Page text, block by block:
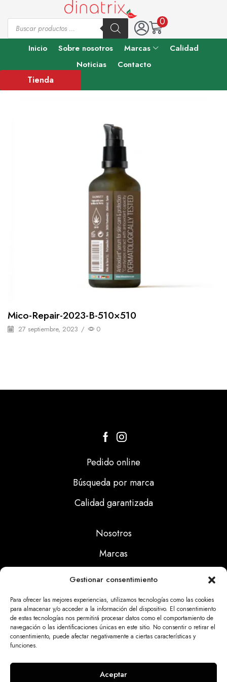
Gestionar consentimiento
Para ofrecer las mejores experiencias, utilizamos tecnologías como las cookies
para almacenar y/o acceder a la información del dispositivo. El consentimiento
de estas tecnologías nos permitirá procesar datos como el comportamiento de
navegación o las identificaciones únicas en este sitio. No consentir o retirar el
consentimiento, puede afectar negativamente a ciertas características y
funciones.
Aceptar
0
Inicio Sobre nosotros Marcas
Calidad
Noticias
Contacto
Tienda
Mico-Repair-2023-B-510×510
27 septiembre, 2023 / 0
Pedido online
Búsqueda por marca
Calidad garantizada
Nosotros
Marcas
Noticias
Aviso Legal
Politicas Cookies